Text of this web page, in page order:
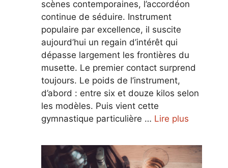
scènes contemporaines, l’accordéon
continue de séduire. Instrument
populaire par excellence, il suscite
aujourd’hui un regain d’intérêt qui
dépasse largement les frontières du
musette. Le premier contact surprend
toujours. Le poids de l’instrument,
d’abord : entre six et douze kilos selon
les modèles. Puis vient cette
gymnastique particulière … Lire plus